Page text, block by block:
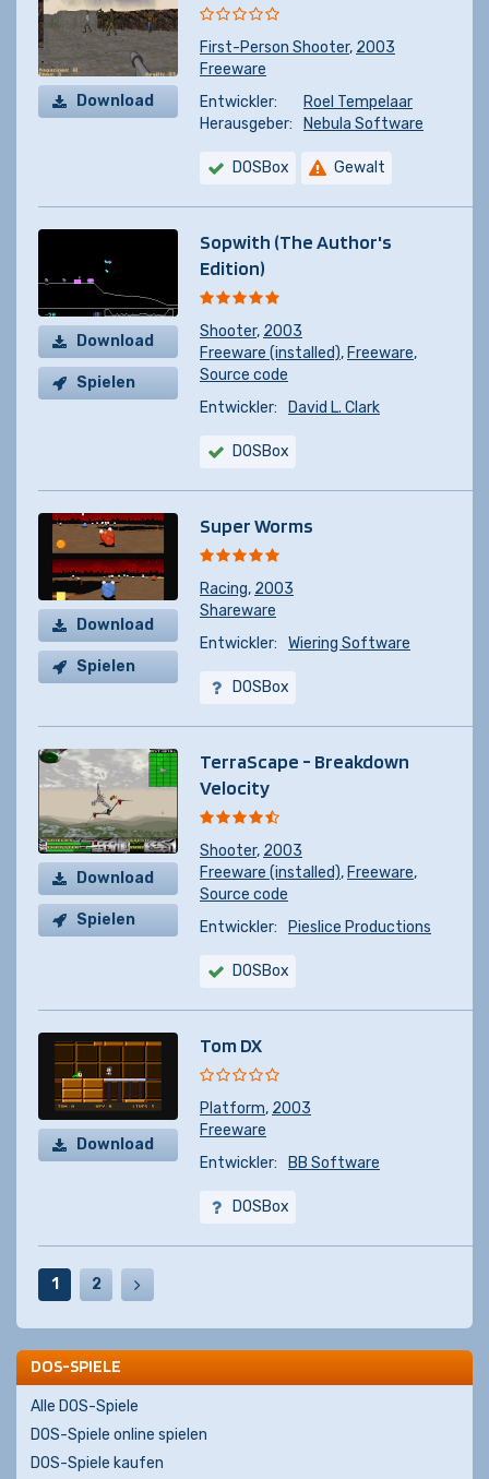
Download
First-Person Shooter, 2003
Freeware
Entwickler:
Roel Tempelaar
Herausgeber:
Nebula Software
DOSBox Gewalt
Download
Spielen
Sopwith (The Author's
Edition)
Shooter, 2003
Freeware (installed), Freeware,
Source code
Entwickler:
David L. Clark
DOSBox
Download
Spielen
Super Worms
Racing, 2003
Shareware
Entwickler:
Wiering Software
DOSBox
Download
Spielen
TerraScape - Breakdown
Velocity
Shooter, 2003
Freeware (installed), Freeware,
Source code
Entwickler:
Pieslice Productions
DOSBox
Download
Tom DX
Platform, 2003
Freeware
Entwickler:
BB Software
DOSBox
1 2
DOS-SPIELE
Alle DOS-Spiele
DOS-Spiele online spielen
DOS-Spiele kaufen